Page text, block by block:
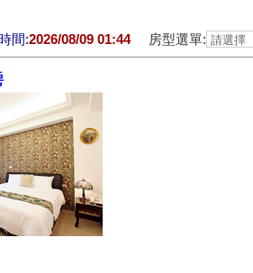
間:2026/08/09 01:44房型選單: